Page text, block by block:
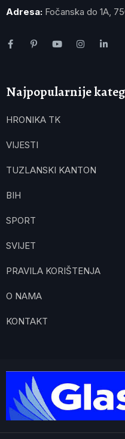
Adresa: Fočanska do 1A,
Najpopularnije
HRONIKA TK
VIJESTI
TUZLANSKI KANTON
BIH
SPORT
SVIJET
PRAVILA KORIŠTENJA
O NAMA
KONTAKT